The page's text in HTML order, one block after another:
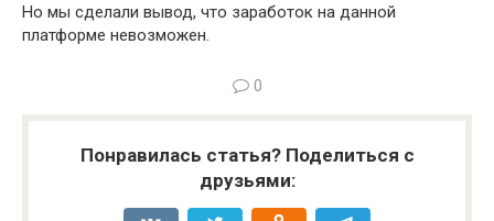
Но мы сделали вывод, что заработок на данной
платформе невозможен.
0
Понравилась статья? Поделиться с
друзьями: